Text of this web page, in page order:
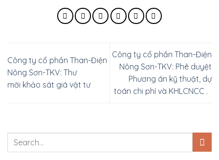
Công ty cổ phần Than-Điện
Nông Sơn-TKV: Thư
mời khảo sát giá vật tư
Công ty cổ phần Than-Điện
Nông Sơn-TKV: Phê duyệt
Phương án kỹ thuật, dự
toán chi phí và KHLCNCC .